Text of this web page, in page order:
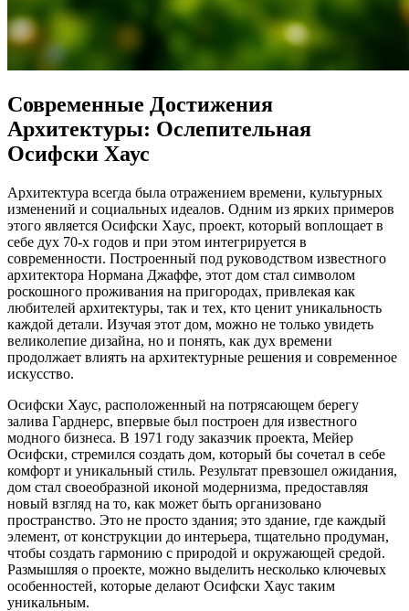
Современные Достижения
Архитектуры: Ослепительная
Осифски Хаус
Архитектура всегда была отражением времени, культурных
изменений и социальных идеалов. Одним из ярких примеров
этого является Осифски Хаус, проект, который воплощает в
себе дух 70-х годов и при этом интегрируется в
современности. Построенный под руководством известного
архитектора Нормана Джаффе, этот дом стал символом
роскошного проживания на пригородах, привлекая как
любителей архитектуры, так и тех, кто ценит уникальность
каждой детали. Изучая этот дом, можно не только увидеть
великолепие дизайна, но и понять, как дух времени
продолжает влиять на архитектурные решения и современное
искусство.
Осифски Хаус, расположенный на потрясающем берегу
залива Гарднерс, впервые был построен для известного
модного бизнеса. В 1971 году заказчик проекта, Мейер
Осифски, стремился создать дом, который бы сочетал в себе
комфорт и уникальный стиль. Результат превзошел ожидания,
дом стал своеобразной иконой модернизма, предоставляя
новый взгляд на то, как может быть организовано
пространство. Это не просто здания; это здание, где каждый
элемент, от конструкции до интерьера, тщательно продуман,
чтобы создать гармонию с природой и окружающей средой.
Размышляя о проекте, можно выделить несколько ключевых
особенностей, которые делают Осифски Хаус таким
уникальным.